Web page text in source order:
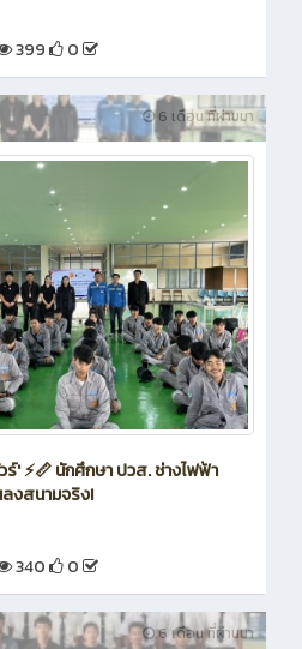
399 0
6 เดือน ที่ผ่านมา
ร์' ⚡📏 นักศึกษา ปวส. ช่างไฟฟ้า
งสนามจริง!
340 0
6 เดือน ที่ผ่านมา